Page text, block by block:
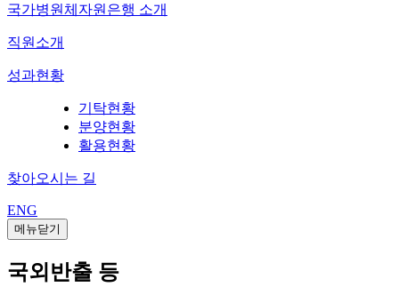
국가병원체자원은행 소개
직원소개
성과현황
기탁현황
분양현황
활용현황
찾아오시는 길
ENG
메뉴닫기
국외반출 등